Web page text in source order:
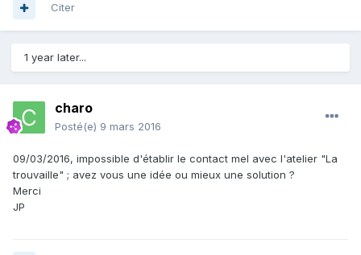
Citer
1 year later...
charo
Posté(e) 9 mars 2016
09/03/2016, impossible d'établir le contact mel avec l'atelier "La
trouvaille" ; avez vous une idée ou mieux une solution ?
Merci
JP